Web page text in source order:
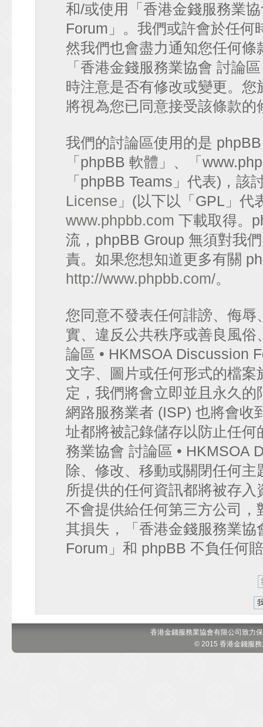
和/或使用「香港金錢服務業
Forum」。我們或許會於任何
然我們也會盡力通知您任何
「香港金錢服務業協會 討論
時注意是否有修改或變更。
將視為您已同意接受該條款的
我們的討論區使用的是
「phpBB 軟體」、「
「phpBB Teams」代表)，該
License 」(以下以「GPL」代
www.phpbb.com 下載取得。
流，phpBB Group 無須對我
責。如果您想知道更多有關
http://www.phpbb.com/。
您同意不發表任何誹謗、侮
實、違反公共秩序或善良風
論區 • HKMSOA Discussion
文字、圖片或任何形式的檔
定，我們將會立即並且永久
網路服務業者 (ISP) 也將會收
址都將被記錄儲存以防止任
務業協會 討論區 • HKMSOA
除、修改、移動或關閉任何
所提供的任何資訊都將被存
不會提供給任何第三方公司
其損失，「香港金錢服務業
Forum」和 phpBB 不負任何
香港金錢服務業協會有限公司致力
© 2015 香港金錢服